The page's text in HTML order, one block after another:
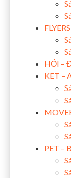
FLYERS
HỎI –
KET –
PET –